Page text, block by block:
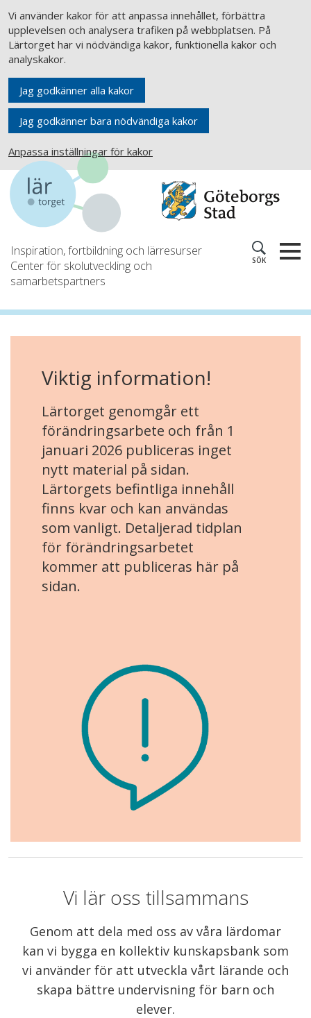
Vi använder kakor för att anpassa innehållet, förbättra
upplevelsen och analysera trafiken på webbplatsen. På
Lärtorget har vi nödvändiga kakor, funktionella kakor och
analyskakor.
Jag godkänner alla kakor
Jag godkänner bara nödvändiga kakor
Anpassa inställningar för kakor
Inspiration, fortbildning och lärresurser
Center för skolutveckling och
samarbetspartners
SÖK
Viktig information!
Lärtorget genomgår ett
förändringsarbete och från 1
januari 2026 publiceras inget
nytt material på sidan.
Lärtorgets befintliga innehåll
finns kvar och kan användas
som vanligt. Detaljerad tidplan
för förändringsarbetet
kommer att publiceras här på
sidan.
Vi lär oss tillsammans
Genom att dela med oss av våra lärdomar
kan vi bygga en kollektiv kunskapsbank som
vi använder för att utveckla vårt lärande och
skapa bättre undervisning för barn och
elever.